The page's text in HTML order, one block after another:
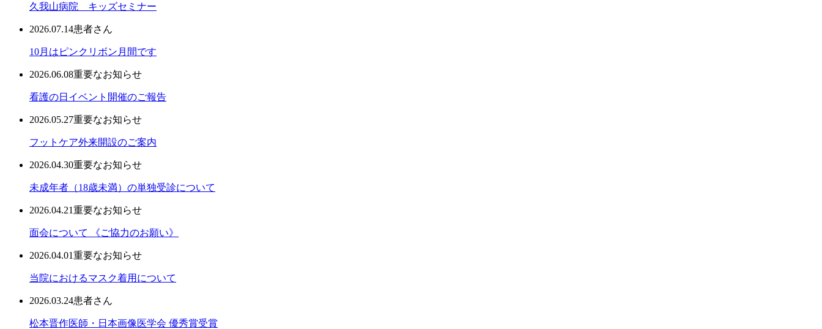
久我山病院 キッズセミナー
2026.07.14患者さん
10月はピンクリボン月間です
2026.06.08重要なお知らせ
看護の日イベント開催のご報告
2026.05.27重要なお知らせ
フットケア外来開設のご案内
2026.04.30重要なお知らせ
未成年者（18歳未満）の単独受診について
2026.04.21重要なお知らせ
面会について 《ご協力のお願い》
2026.04.01重要なお知らせ
当院におけるマスク着用について
2026.03.24患者さん
松本晋作医師・日本画像医学会 優秀賞受賞